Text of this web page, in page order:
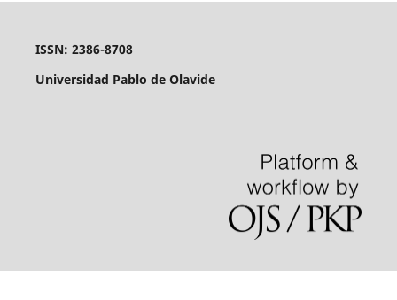
ISSN: 2386-8708
Universidad Pablo de Olavide